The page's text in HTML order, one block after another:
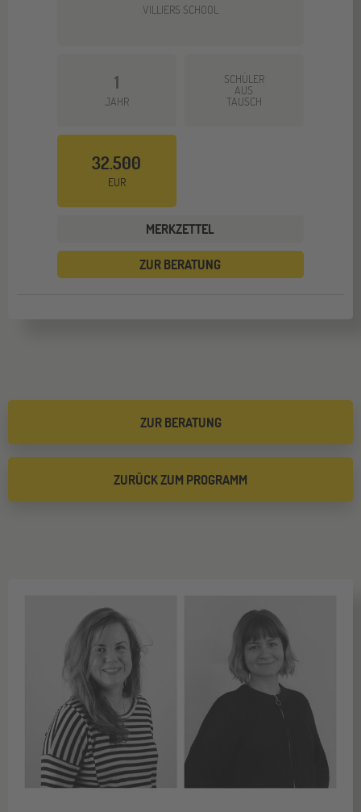
VILLIERS SCHOOL
1
JAHR
SCHÜLER
AUS
TAUSCH
32.500
EUR
MERKZETTEL
ZUR BERATUNG
ZUR BERATUNG
ZURÜCK ZUM PROGRAMM